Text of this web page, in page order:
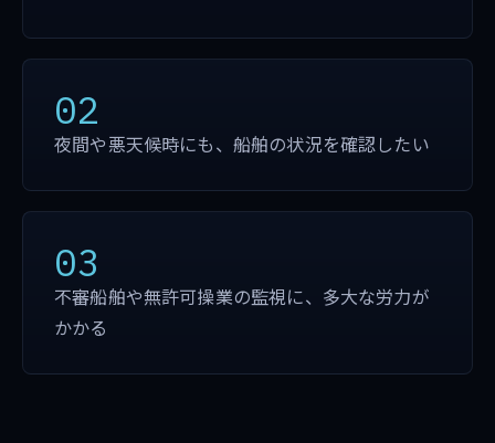
02
夜間や悪天候時にも、船舶の状況を確認したい
03
不審船舶や無許可操業の監視に、多大な労力が
かかる